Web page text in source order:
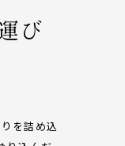
び
を詰め込